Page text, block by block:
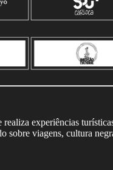
experiências
sobre viagens, cultura